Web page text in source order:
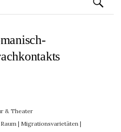
nach:
& Theater
| Migrationsvarietäten |